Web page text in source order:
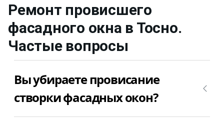
Ремонт провисшего
фасадного окна в Тосно.
Частые вопросы
Вы убираете провисание
створки фасадных окон?